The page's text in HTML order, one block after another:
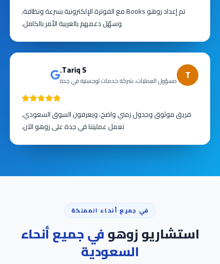
تم إعداد زوهو Books مع الفوترة الإلكترونية بسرعة ونظافة،
وسهّل دعمهم بالعربية الأمر بالكامل.
T
Tariq S.
مسؤول العمليات، شركة خدمات لوجستية في جدة
فريق موثوق وجدول زمني واضح، ويعرفون السوق السعودي.
تعمل عمليتنا في جدة على زوهو الآن.
في جميع أنحاء المملكة
استشاريو زوهوفي جميع أنحاء
السعودية